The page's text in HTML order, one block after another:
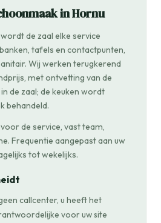
in Hornu
de zaal elke service
tafels en contactpunten,
Wij werken terugkerend
met ontvetting van de
de zaal; de keuken wordt
behandeld.
de service, vast team,
Frequentie aangepast aan uw
tot wekelijks.
callcenter, u heeft het
voor uw site